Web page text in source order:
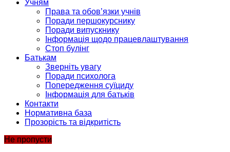
Учням
Права та обов’язки учнів
Поради першокурснику
Поради випускнику
Інформація щодо працевлаштування
Стоп булінг
Батькам
Зверніть увагу
Поради психолога
Попередження суїциду
Інформація для батьків
Контакти
Нормативна база
Прозорість та відкритість
Не пропусти